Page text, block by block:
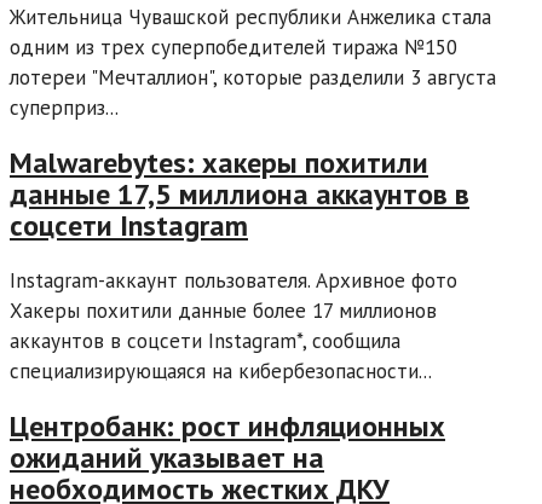
Жительница Чувашской республики Анжелика стала
одним из трех суперпобедителей тиража №150
лотереи "Мечталлион", которые разделили 3 августа
суперприз...
Malwarebytes: хакеры похитили
данные 17,5 миллиона аккаунтов в
соцсети Instagram
Instagram-аккаунт пользователя. Архивное фото
Хакеры похитили данные более 17 миллионов
аккаунтов в соцсети Instagram*, сообщила
специализирующаяся на кибербезопасности...
Центробанк: рост инфляционных
ожиданий указывает на
необходимость жестких ДКУ